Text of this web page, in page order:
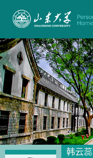
韩云蕊